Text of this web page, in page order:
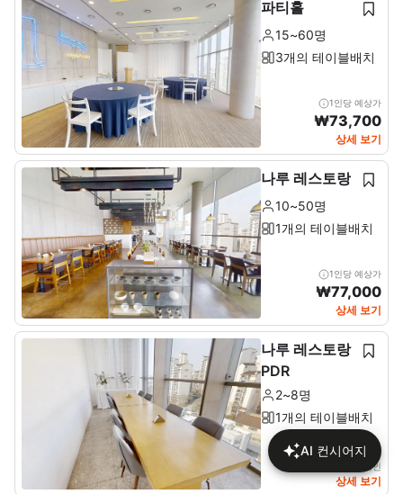
파티홀
15~60명
3개의 테이블배치
1인당 예상가
₩73,700
상세 보기
나루 레스토랑
10~50명
1개의 테이블배치
1인당 예상가
₩77,000
상세 보기
나루 레스토랑
PDR
2~8명
1개의 테이블배치
상세에서 가격 확인
상세 보기
AI 컨시어지